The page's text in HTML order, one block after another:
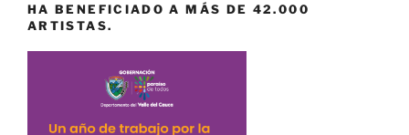
HA BENEFICIADO A MÁS DE 42.000
ARTISTAS.